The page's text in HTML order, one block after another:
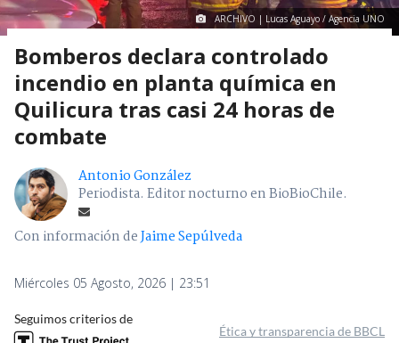
ARCHIVO | Lucas Aguayo / Agencia UNO
Bomberos declara controlado
incendio en planta química en
Quilicura tras casi 24 horas de
combate
Antonio González
Periodista. Editor nocturno en BioBioChile.
Con información deJaime Sepúlveda
Miércoles 05 Agosto, 2026 | 23:51
Seguimos criterios de
Ética y transparencia de BBCL